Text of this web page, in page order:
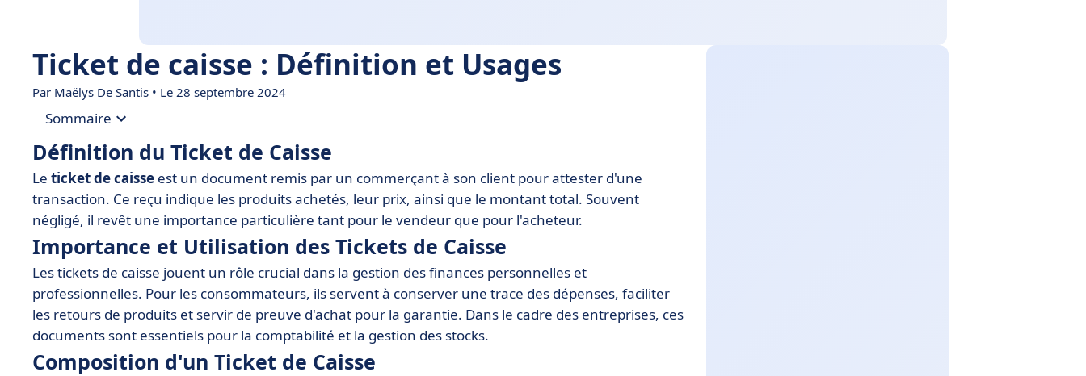
Ticket de caisse : Définition et Usages
Par Maëlys De Santis • Le 28 septembre 2024
Sommaire
• Définition du Ticket de Caisse
• Importance et Utilisation des Tickets de Caisse
• Composition d'un Ticket de Caisse
• Aspects Légaux et Réglementaires
• Équipements et Outils Associés
• Logiciels de Gestion des Tickets de Caisse
• Exemples Pratiques d'Utilisation
• Conclusion
Définition du Ticket de Caisse
Le ticket de caisse est un document remis par un commerçant à son client pour attester d'une
transaction. Ce reçu indique les produits achetés, leur prix, ainsi que le montant total. Souvent
négligé, il revêt une importance particulière tant pour le vendeur que pour l'acheteur.
Importance et Utilisation des Tickets de Caisse
Les tickets de caisse jouent un rôle crucial dans la gestion des finances personnelles et
professionnelles. Pour les consommateurs, ils servent à conserver une trace des dépenses, faciliter
les retours de produits et servir de preuve d'achat pour la garantie. Dans le cadre des entreprises, ces
documents sont essentiels pour la comptabilité et la gestion des stocks.
Composition d'un Ticket de Caisse